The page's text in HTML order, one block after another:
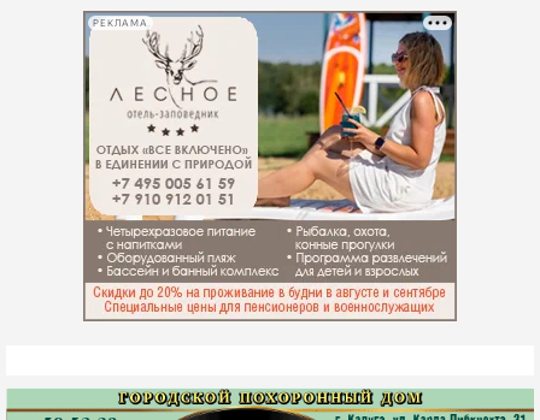
РЕКЛАМА